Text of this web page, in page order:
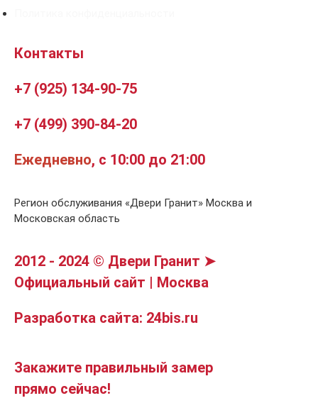
Контакты
+7 (925) 134-90-75
+7 (499) 390-84-20
Ежедневно, с 10:00 до 21:00
Регион обслуживания «Двери Гранит» Москва и
Московская область
2012 - 2024 © Двери Гранит ➤
Официальный сайт | Москва
Разработка сайта: 24bis.ru
Закажите правильный замер
прямо сейчас!